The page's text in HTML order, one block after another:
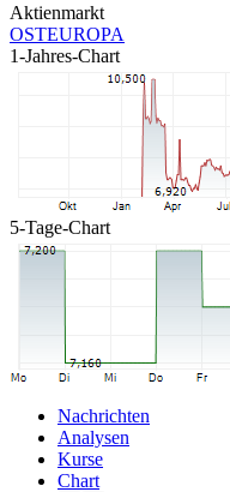
Aktienmarkt
OSTEUROPA
1-Jahres-Chart
5-Tage-Chart
Nachrichten
Analysen
Kurse
Chart